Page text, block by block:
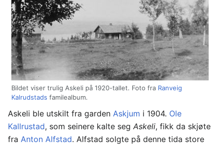
Bildet viser trulig Askeli på 1920-tallet. Foto fra Ranveig
Kalrudstads familealbum.
Askeli ble utskilt fra garden Askjum i 1904. Ole
Kallrustad, som seinere kalte seg Askeli, fikk da skjøte
fra Anton Alfstad. Alfstad solgte på denne tida store